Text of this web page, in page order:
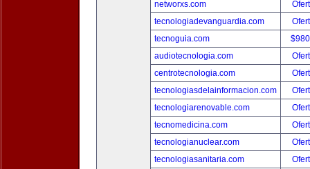
networxs.com
tecnologiadevanguardia.com
tecnoguia.com
audiotecnologia.com
centrotecnologia.com
tecnologiasdelainformacion.com
tecnologiarenovable.com
tecnomedicina.com
tecnologianuclear.com
tecnologiasanitaria.com